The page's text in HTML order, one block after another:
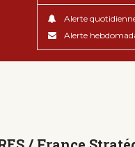
Alerte
Alerte